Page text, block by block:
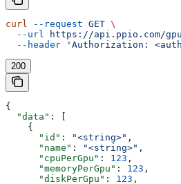
curl --request GET \
  --url
https://api.ppio.com/
  --header
'Authorization:
200
{
  "data"
: [
    {
      "id"
: "<string>" ,
      "name"
: "<string>" ,
      "cpuPerGpu"
: 123 ,
      "memoryPerGpu"
: 123 ,
      "diskPerGpu"
: 123 ,